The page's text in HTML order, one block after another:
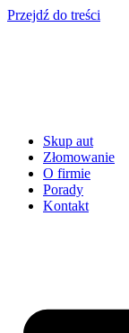
Przejdź do treści
Skup aut
Złomowanie
O firmie
Porady
Kontakt